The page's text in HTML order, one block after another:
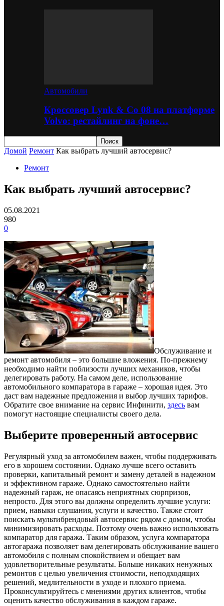
Автомобили
Кроссовер Lynk & Co 08 на платформе
Volvo: рестайлинг на фоне…
Домой Ремонт Как выбрать лучший автосервис?
Ремонт
Как выбрать лучший автосервис?
05.08.2021
980
0
Обслуживание и
ремонт автомобиля – это большие вложения. По-прежнему
необходимо найти поблизости лучших механиков, чтобы
делегировать работу. На самом деле, использование
автомобильного компаратора в гараже – хорошая идея. Это
даст вам надежные предложения и выбор лучших тарифов.
Обратите свое внимание на сервис Инфинити, здесь вам
помогут настоящие специалисты своего дела.
Выберите проверенный автосервис
Регулярный уход за автомобилем важен, чтобы поддерживать
его в хорошем состоянии. Однако лучше всего оставить
проверки, капитальный ремонт и замену деталей в надежном
и эффективном гараже. Однако самостоятельно найти
надежный гараж, не опасаясь неприятных сюрпризов,
непросто. Для этого вы должны определить лучшие услуги:
прием, навыки слушания, услуги и качество. Также стоит
поискать мультибрендовый автосервис рядом с домом, чтобы
минимизировать расходы. Поэтому очень важно использовать
компаратор для гаража. Таким образом, услуга компаратора
автогаража позволяет вам делегировать обслуживание вашего
автомобиля с полным спокойствием и обещает вам
удовлетворительные результаты. Больше никаких ненужных
ремонтов с целью увеличения стоимости, неподходящих
решений, медлительности в уходе и плохого приема.
Проконсультируйтесь с мнениями других клиентов, чтобы
оценить качество обслуживания в каждом гараже.